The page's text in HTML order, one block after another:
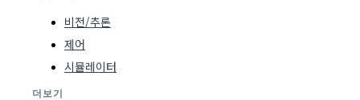
비전/추론
제어
시뮬레이터
더보기